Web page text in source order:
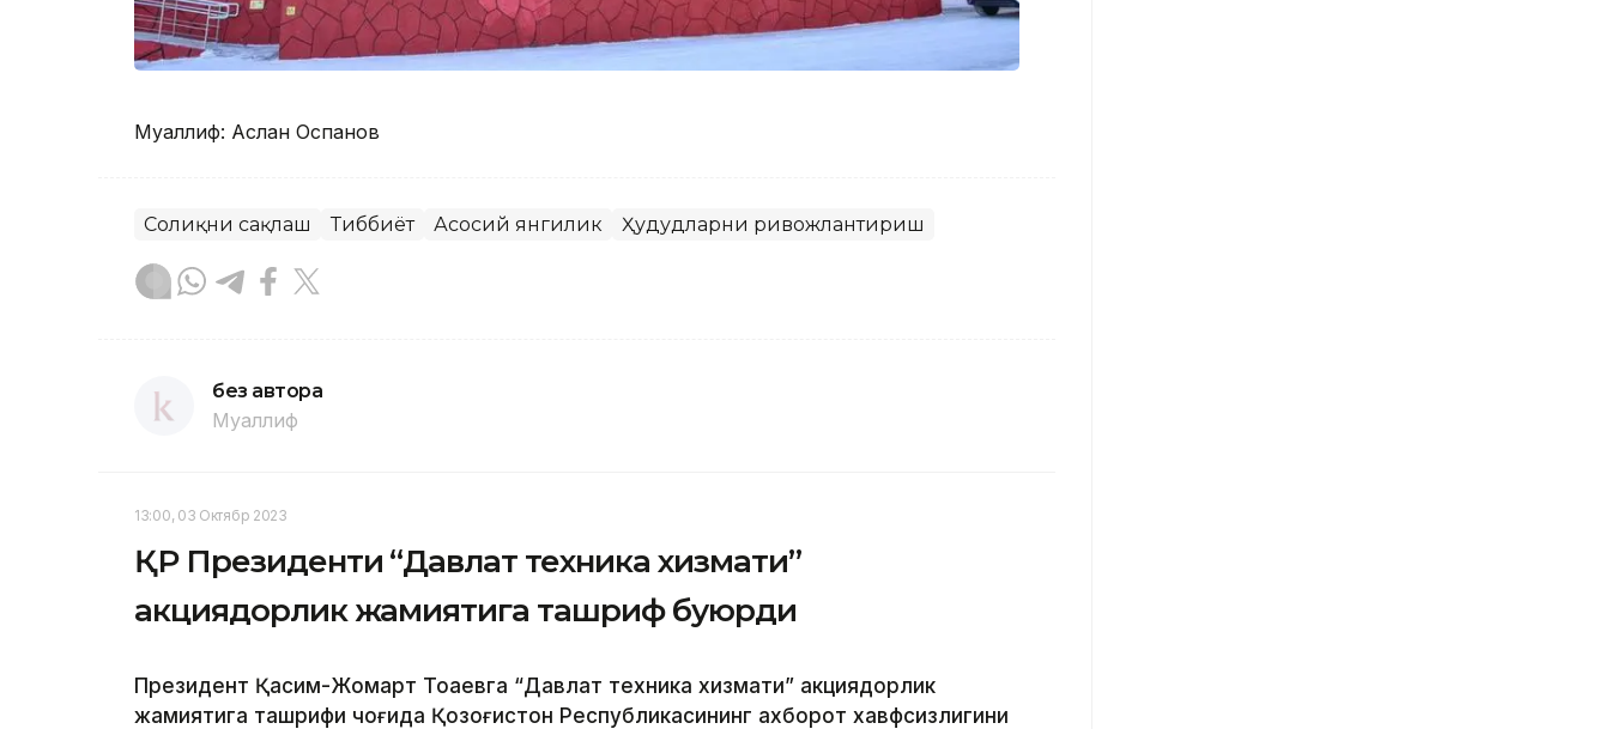
Муаллиф: Аслан Оспанов
Соғлиқни сақлаш Тиббиёт Асосий янгилик Ҳудудларни ривожлантириш
без автора
Муаллиф
13:00, 03 Октябр 2023
ҚР Президенти “Давлат техника хизмати”
акциядорлик жамиятига ташриф буюрди
Президент Қасим-Жомарт Тоқаевга “Давлат техника хизмати” акциядорлик
жамиятига ташрифи чоғида Қозоғистон Республикасининг ахборот хавфсизлигини